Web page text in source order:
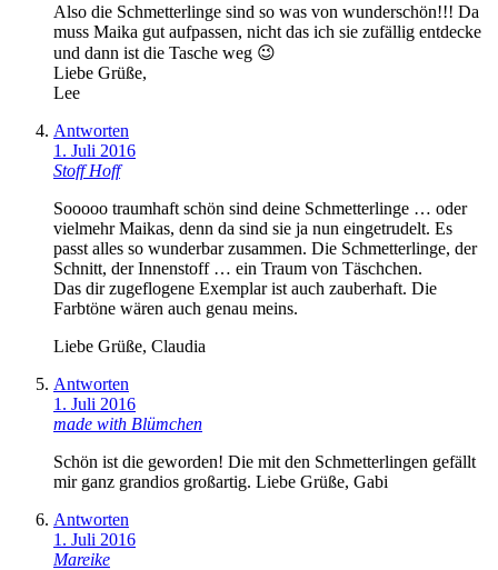
Also die Schmetterlinge sind so was von wunderschön!!! Da
muss Maika gut aufpassen, nicht das ich sie zufällig entdecke
und dann ist die Tasche weg 😉
Liebe Grüße,
Lee
Antworten
1. Juli 2016
Stoff Hoff
Sooooo traumhaft schön sind deine Schmetterlinge … oder
vielmehr Maikas, denn da sind sie ja nun eingetrudelt. Es
passt alles so wunderbar zusammen. Die Schmetterlinge, der
Schnitt, der Innenstoff … ein Traum von Täschchen.
Das dir zugeflogene Exemplar ist auch zauberhaft. Die
Farbtöne wären auch genau meins.
Liebe Grüße, Claudia
Antworten
1. Juli 2016
made with Blümchen
Schön ist die geworden! Die mit den Schmetterlingen gefällt
mir ganz grandios großartig. Liebe Grüße, Gabi
Antworten
1. Juli 2016
Mareike